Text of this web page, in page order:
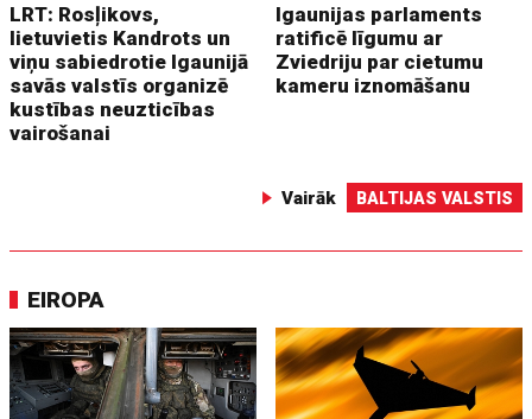
LRT: Rosļikovs,
lietuvietis Kandrots un
viņu sabiedrotie Igaunijā
savās valstīs organizē
kustības neuzticības
vairošanai
Igaunijas parlaments
ratificē līgumu ar
Zviedriju par cietumu
kameru iznomāšanu
Vairāk BALTIJAS VALSTIS
EIROPA